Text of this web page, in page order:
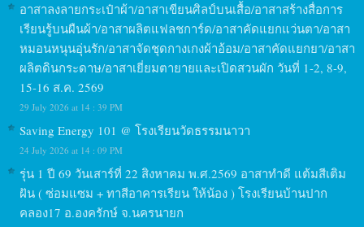
อาสาลงลายกระเป๋าผ้า/อาสาเขียนศิลป์บนเสื้อ/อาสาสร้างสื่อการ
เรียนรู้บนผืนผ้า/อาสาผลิตแฟลชการ์ด/อาสาคัดแยกแว่นตา/อาสา
หมอนหนุนอุ่นรัก/อาสาจัดชุดกางเกงผ้าอ้อม/อาสาคัดแยกยา/อาสา
ผลิตดินกระดาษ/อาสาเยี่ยมตายายและเปิดสวนผัก วันที่ 1-2, 8-9,
15-16 ส.ค. 2569
29 July 2026 at 14 : 39 PM
Saving Energy 101 @ โรงเรียนวัดธรรมนาวา
24 July 2026 at 14 : 09 PM
รุ่น 1 ปี 69 วันเสาร์ที่ 22 สิงหาคม พ.ศ.2569 อาสาทำดี แต้มสีเติม
ฝัน ( ซ่อมแซม + ทาสีอาคารเรียน ให้น้อง ) โรงเรียนบ้านปาก
คลอง17 อ.องครักษ์ จ.นครนายก